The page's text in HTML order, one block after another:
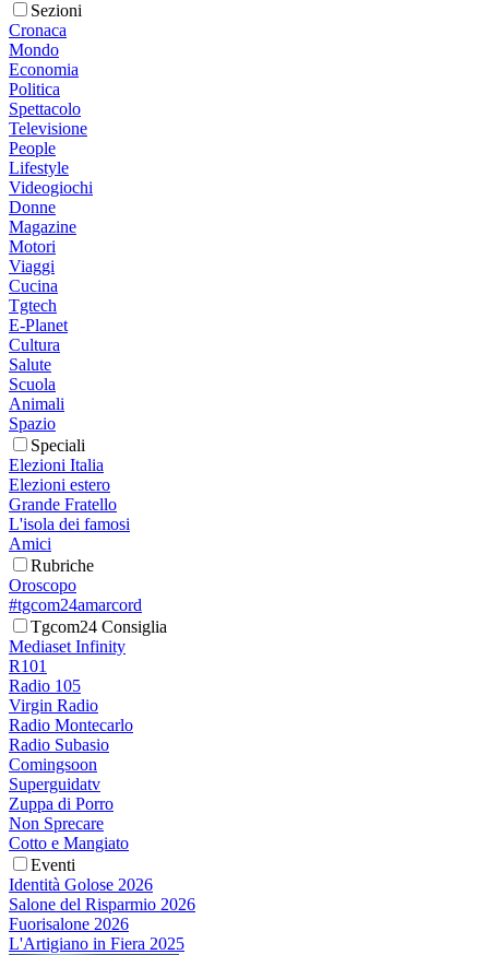
Sezioni
Cronaca
Mondo
Economia
Politica
Spettacolo
Televisione
People
Lifestyle
Videogiochi
Donne
Magazine
Motori
Viaggi
Cucina
Tgtech
E-Planet
Cultura
Salute
Scuola
Animali
Spazio
Speciali
Elezioni Italia
Elezioni estero
Grande Fratello
L'isola dei famosi
Amici
Rubriche
Oroscopo
#tgcom24amarcord
Tgcom24 Consiglia
Mediaset Infinity
R101
Radio 105
Virgin Radio
Radio Montecarlo
Radio Subasio
Comingsoon
Superguidatv
Zuppa di Porro
Non Sprecare
Cotto e Mangiato
Eventi
Identità Golose 2026
Salone del Risparmio 2026
Fuorisalone 2026
L'Artigiano in Fiera 2025